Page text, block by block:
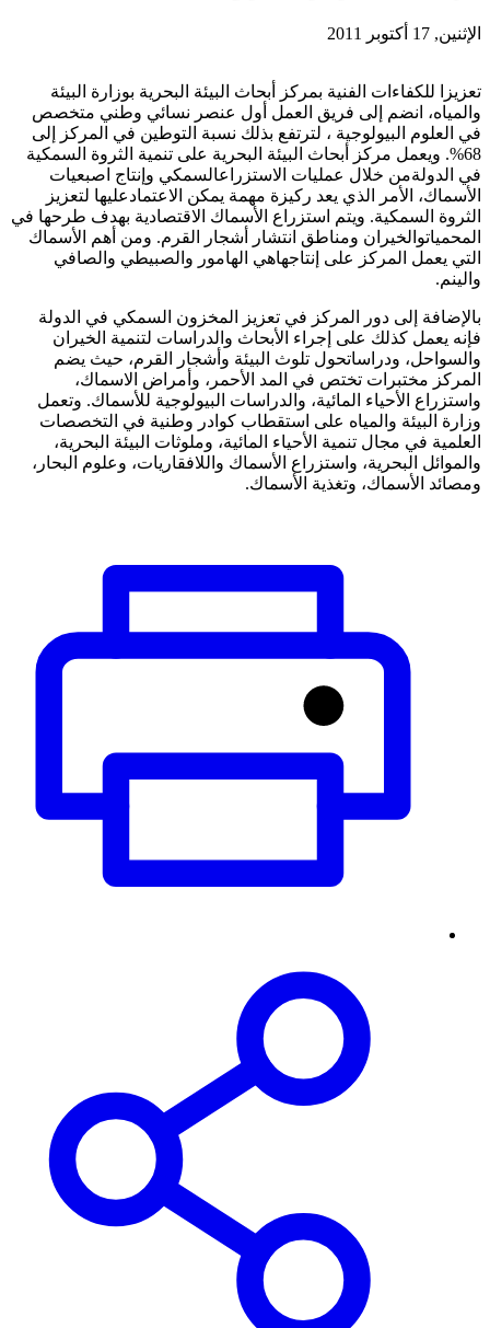
الإثنين, 17 أكتوبر 2011
تعزيزا للكفاءات الفنية بمركز أبحاث البيئة البحرية بوزارة البيئة
والمياه، انضم إلى فريق العمل أول عنصر نسائي وطني متخصص
في العلوم البيولوجية ، لترتفع بذلك نسبة التوطين في المركز إلى
68%. ويعمل مركز أبحاث البيئة البحرية على تنمية الثروة السمكية
في الدولةمن خلال عمليات الاستزراعالسمكي وإنتاج اصبعيات
الأسماك، الأمر الذي يعد ركيزة مهمة يمكن الاعتمادعليها لتعزيز
الثروة السمكية. ويتم استزراع الأسماك الاقتصادية بهدف طرحها في
المحمياتوالخيران ومناطق انتشار أشجار القرم. ومن أهم الأسماك
التي يعمل المركز على إنتاجهاهي الهامور والصبيطي والصافي
والينم.
بالإضافة إلى دور المركز في تعزيز المخزون السمكي في الدولة
فإنه يعمل كذلك على إجراء الأبحاث والدراسات لتنمية الخيران
والسواحل، ودراساتحول تلوث البيئة وأشجار القرم، حيث يضم
المركز مختبرات تختص في المد الأحمر، وأمراض الاسماك،
واستزراع الأحياء المائية، والدراسات البيولوجية للأسماك. وتعمل
وزارة البيئة والمياه على استقطاب كوادر وطنية في التخصصات
العلمية في مجال تنمية الأحياء المائية، وملوثات البيئة البحرية،
والموائل البحرية، واستزراع الأسماك واللافقاريات، وعلوم البحار،
ومصائد الأسماك، وتغذية الأسماك.